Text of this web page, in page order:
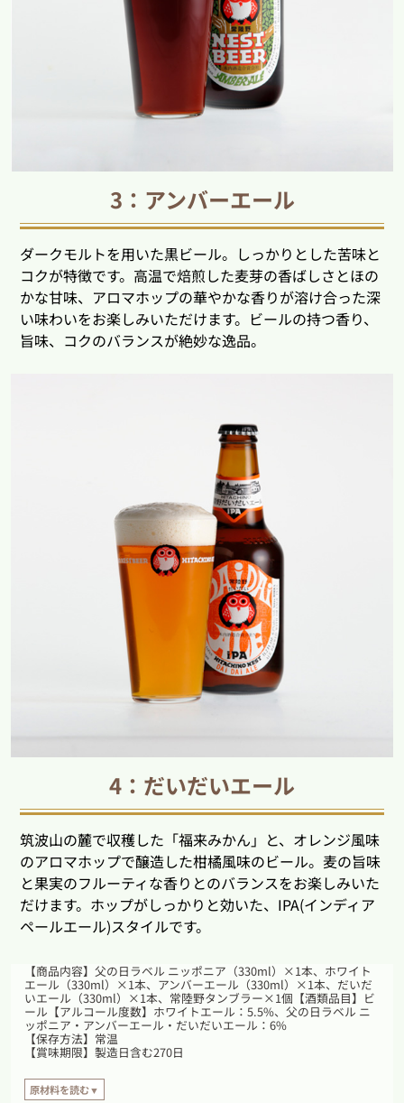
3：アンバーエール
ダークモルトを用いた黒ビール。しっかりとした苦味と
コクが特徴です。高温で焙煎した麦芽の香ばしさとほの
かな甘味、アロマホップの華やかな香りが溶け合った深
い味わいをお楽しみいただけます。ビールの持つ香り、
旨味、コクのバランスが絶妙な逸品。
4：だいだいエール
筑波山の麓で収穫した「福来みかん」と、オレンジ風味
のアロマホップで醸造した柑橘風味のビール。麦の旨味
と果実のフルーティな香りとのバランスをお楽しみいた
だけます。ホップがしっかりと効いた、IPA(インディア
ペールエール)スタイルです。
【商品内容】父の日ラベル ニッポニア（330ml）×1本、ホワイト
エール（330ml）×1本、アンバーエール（330ml）×1本、だいだ
いエール（330ml）×1本、常陸野タンブラー×1個【酒類品目】ビ
ール【アルコール度数】ホワイトエール：5.5%、父の日ラベル ニ
ッポニア・アンバーエール・だいだいエール：6%
【保存方法】常温
【賞味期限】製造日含む270日
原材料を読む▼